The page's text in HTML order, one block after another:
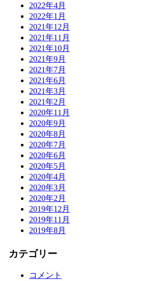
2022年4月
2022年1月
2021年12月
2021年11月
2021年10月
2021年9月
2021年7月
2021年6月
2021年3月
2021年2月
2020年11月
2020年9月
2020年8月
2020年7月
2020年6月
2020年5月
2020年4月
2020年3月
2020年2月
2019年12月
2019年11月
2019年8月
カテゴリー
コメント